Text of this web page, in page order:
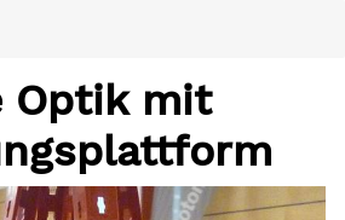
Optik mit